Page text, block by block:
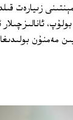
مەمنۇن